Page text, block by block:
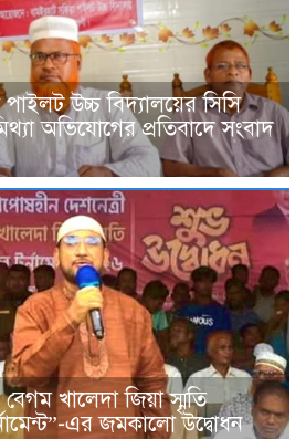
উচ্চ বিদ্যালয়ের সিসি
অভিযোগের প্রতিবাদে সংবাদ
খালেদা জিয়া স্মৃতি
এর জমকালো উদ্বোধন